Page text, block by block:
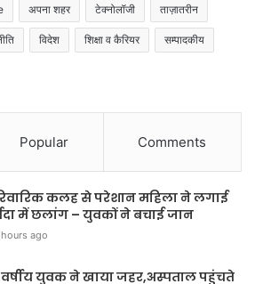
अपना शहर टेक्नोलॉजी ताज़ातरीन
विदेश शिक्षा व कैरियर सम्पादकीय
Popular Comments
कलह से परेशान महिला ने लगाई
में छलांग – युवकों ने बचाई जान
ago
युवक ने खाया जहर,अस्पताल पहुंचते